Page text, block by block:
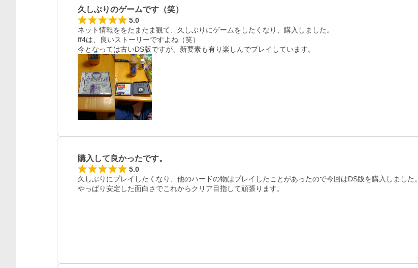
久しぶりのゲームです（笑）
5.0
ネット情報ををたまたま観て、久しぶりにゲームをしたくなり、購入しました。
ff4は、良いストーリーですよね（笑）
今となっては古いDS版ですが、新要素も有り楽しんでプレイしています。
購入して良かったです。
5.0
久しぶりにプレイしたくなり、他のハードの物はプレイしたことがあったので今回はDS版を購入しました。
やっぱり安定した面白さでこれからクリア目指して頑張ります。